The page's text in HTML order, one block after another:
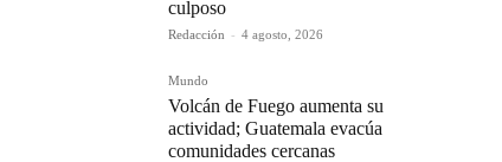
culposo
Redacción - 4 agosto, 2026
Mundo
Volcán de Fuego aumenta su
actividad; Guatemala evacúa
comunidades cercanas